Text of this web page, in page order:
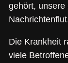
gehört, unsere
Die Krankheit
viele